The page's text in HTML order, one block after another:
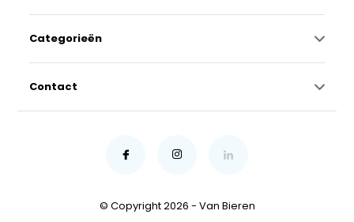
Categorieën
Contact
© Copyright 2026 - Van Bieren